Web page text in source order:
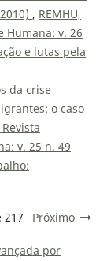
, REMHU,
v. 26
e lutas pela
da crise
o caso
Revista
v. 25 n. 49
217 Próximo
por